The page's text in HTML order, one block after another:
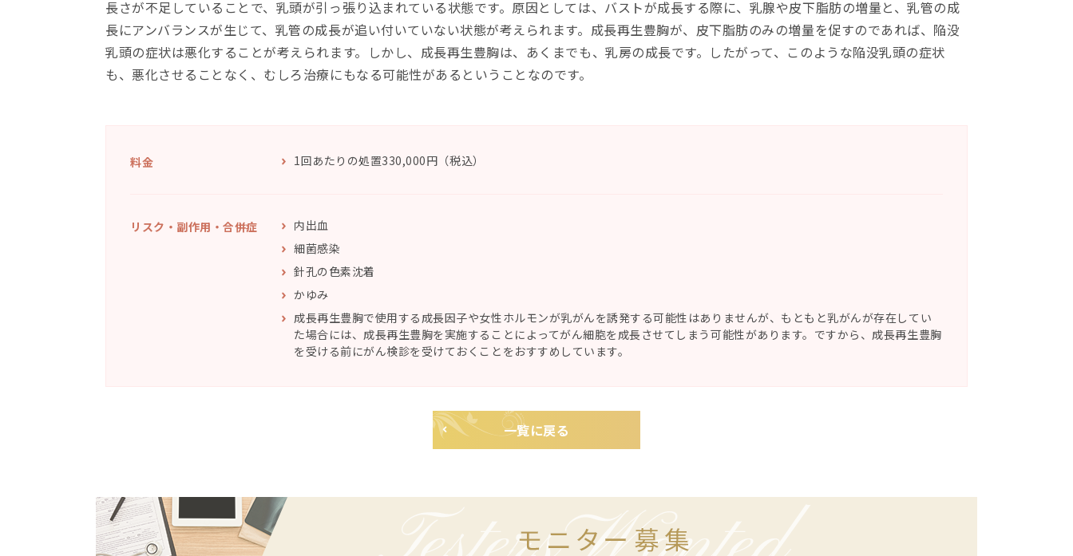
長さが不足していることで、乳頭が引っ張り込まれている状態です。原因としては、バストが成長する際に、乳腺や皮下脂肪の増量と、乳管の成
長にアンバランスが生じて、乳管の成長が追い付いていない状態が考えられます。成長再生豊胸が、皮下脂肪のみの増量を促すのであれば、陥没
乳頭の症状は悪化することが考えられます。しかし、成長再生豊胸は、あくまでも、乳房の成長です。したがって、このような陥没乳頭の症状
も、悪化させることなく、むしろ治療にもなる可能性があるということなのです。
料金 1回あたりの処置330,000円（税込）
リスク・副作⽤・合併症
内出血
細菌感染
針孔の色素沈着
かゆみ
成長再生豊胸で使用する成長因子や女性ホルモンが乳がんを誘発する可能性はありませんが、もともと乳がんが存在してい
た場合には、成長再生豊胸を実施することによってがん細胞を成長させてしまう可能性があります。ですから、成長再生豊胸
を受ける前にがん検診を受けておくことをおすすめしています。
一覧に戻る